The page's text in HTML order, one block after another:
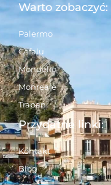
Warto zobaczyć:
Palermo
Cefalu
Mondello
Monreale
Trapani
Przydatne linki:
Kontakt
Blog